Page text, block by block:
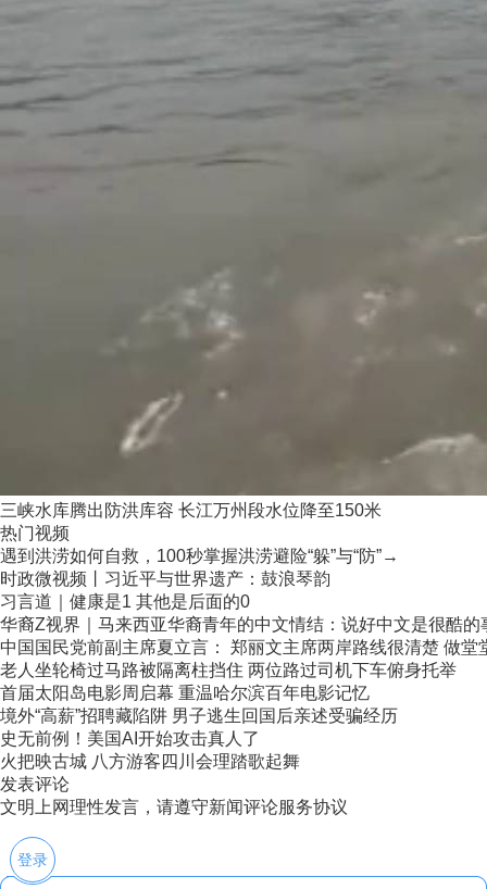
三峡水库腾出防洪库容 长江万州段水位降至150米
热门视频
遇到洪涝如何自救，100秒掌握洪涝避险“躲”与“防”→
时政微视频丨习近平与世界遗产：鼓浪琴韵
习言道｜健康是1 其他是后面的0
华裔Z视界｜马来西亚华裔青年的中文情结：说好中文是很酷的
中国国民党前副主席夏立言： 郑丽文主席两岸路线很清楚 做堂
老人坐轮椅过马路被隔离柱挡住 两位路过司机下车俯身托举
首届太阳岛电影周启幕 重温哈尔滨百年电影记忆
境外“高薪”招聘藏陷阱 男子逃生回国后亲述受骗经历
史无前例！美国AI开始攻击真人了
火把映古城 八方游客四川会理踏歌起舞
发表评论
文明上网理性发言，请遵守新闻评论服务协议
登录